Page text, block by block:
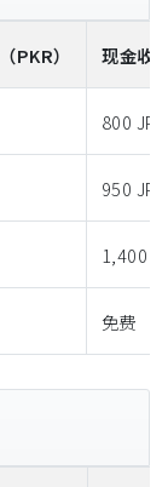
（PKR） 现金收
800 JPY
950 JPY
1,400
免费